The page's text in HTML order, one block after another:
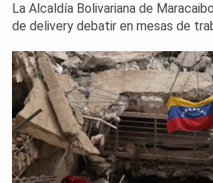
La Alcaldía Bolivariana de
de delivery debatir en mesas de